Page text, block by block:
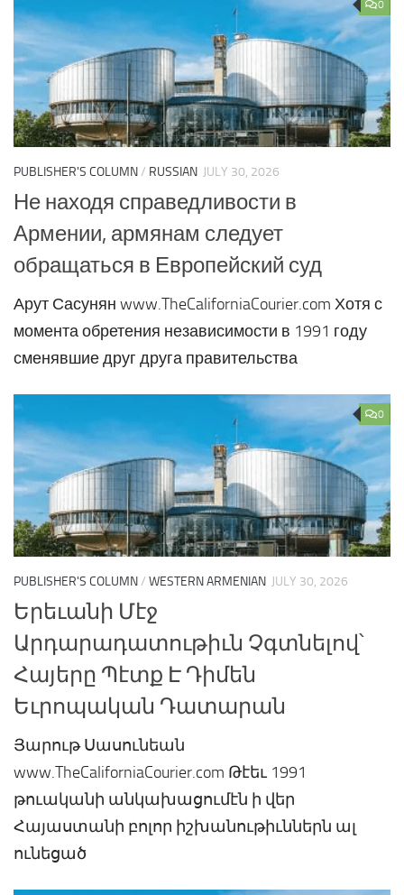
0
PUBLISHER'S COLUMN/ RUSSIAN JULY 30, 2026
Не находя справедливости в
Армении, армянам следует
обращаться в Европейский суд
Арут Сасунян www.TheCaliforniaCourier.com Хотя с
момента обретения независимости в 1991 году
сменявшие друг друга правительства
0
PUBLISHER'S COLUMN/ WESTERN ARMENIAN JULY 30, 2026
Երեւանի Մէջ
Արդարադատութիւն Չգտնելով՝
Հայերը Պէտք Է Դիմեն
Եւրոպական Դատարան
Յարութ Սասունեան
www.TheCaliforniaCourier.com Թէեւ 1991
թուականի անկախացումէն ի վեր
Հայաստանի բոլոր իշխանութիւններն ալ
ունեցած